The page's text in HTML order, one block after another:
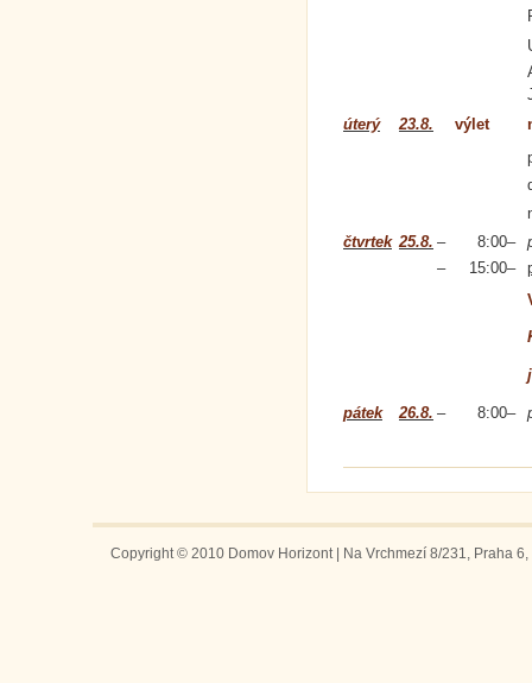
úterý
23.8. výlet
čtvrtek 25.8. – 8:00–
–
15:00–
pátek 26.8. – 8:00–
Copyright © 2010 Domov Horizont | Na Vrchmezí 8/231, Praha